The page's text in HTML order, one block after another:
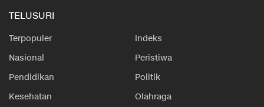
TELUSURI
Terpopuler
Indeks
Nasional
Peristiwa
Pendidikan
Politik
Kesehatan
Olahraga